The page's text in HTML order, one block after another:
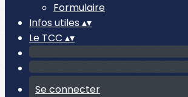
Formulaire
Infos utiles▴▾
Le TCC ▴▾
Se connecter